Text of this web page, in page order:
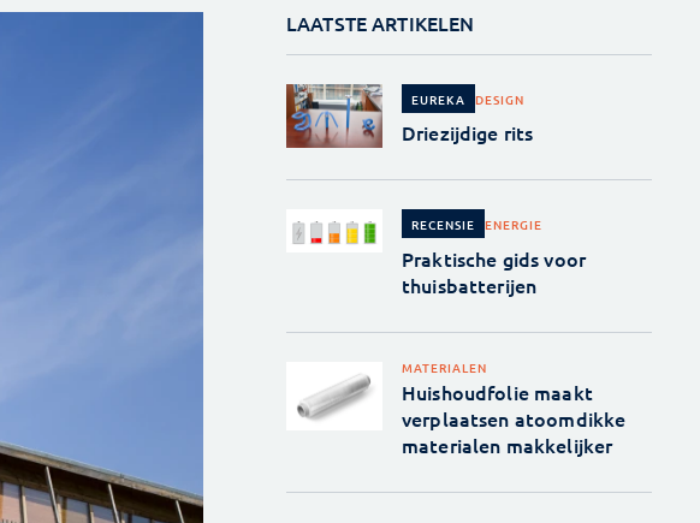
LAATSTE ARTIKELEN
EUREKA DESIGN
Driezijdige rits
RECENSIE ENERGIE
Praktische gids voor
thuisbatterijen
MATERIALEN
Huishoudfolie maakt
verplaatsen atoomdikke
materialen makkelijker